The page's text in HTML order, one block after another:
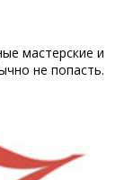
мастерские и
не попасть.